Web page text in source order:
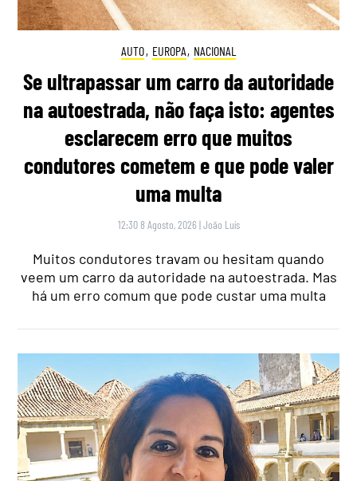
AUTO, EUROPA, NACIONAL
Se ultrapassar um carro da autoridade
na autoestrada, não faça isto: agentes
esclarecem erro que muitos
condutores cometem e que pode valer
uma multa
12:30 8 Agosto, 2026 |João Luís
Muitos condutores travam ou hesitam quando
veem um carro da autoridade na autoestrada. Mas
há um erro comum que pode custar uma multa